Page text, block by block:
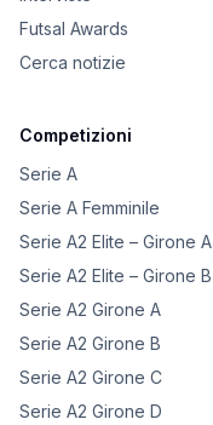
Futsal Awards
Cerca notizie
Competizioni
Serie A
Serie A Femminile
Serie A2 Elite – Girone A
Serie A2 Elite – Girone B
Serie A2 Girone A
Serie A2 Girone B
Serie A2 Girone C
Serie A2 Girone D